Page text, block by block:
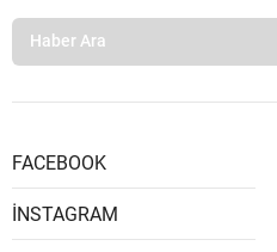
FACEBOOK
İNSTAGRAM